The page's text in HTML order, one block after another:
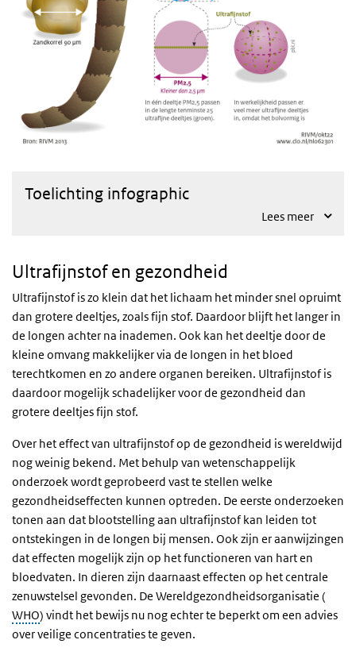
Toelichting infographic
Lees meer
Ultrafijnstof en gezondheid
Ultrafijnstof is zo klein dat het lichaam het minder snel opruimt
dan grotere deeltjes, zoals fijn stof. Daardoor blijft het langer in
de longen achter na inademen. Ook kan het deeltje door de
kleine omvang makkelijker via de longen in het bloed
terechtkomen en zo andere organen bereiken. Ultrafijnstof is
daardoor mogelijk schadelijker voor de gezondheid dan
grotere deeltjes fijn stof.
Over het effect van ultrafijnstof op de gezondheid is wereldwijd
nog weinig bekend. Met behulp van wetenschappelijk
onderzoek wordt geprobeerd vast te stellen welke
gezondheidseffecten kunnen optreden. De eerste onderzoeken
tonen aan dat blootstelling aan ultrafijnstof kan leiden tot
ontstekingen in de longen bij mensen. Ook zijn er aanwijzingen
dat effecten mogelijk zijn op het functioneren van hart en
bloedvaten. In dieren zijn daarnaast effecten op het centrale
zenuwstelsel gevonden. De Wereldgezondheidsorganisatie (
WHO) vindt het bewijs nu nog echter te beperkt om een advies
over veilige concentraties te geven.